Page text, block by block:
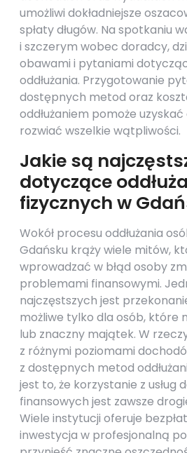
umożliwi dokładniejsze
spłaty długów. Na spotkaniu
i szczerym wobec doradcy,
obawami i pytaniami
oddłużania. Przygotowanie
dostępnych metod oraz
oddłużaniem pomoże
rozwiać wszelkie wątpliwości.
Jakie są
dotyczące
fizycznych w
Wokół procesu oddłużania
Gdańsku krąży wiele mitów,
wprowadzać w błąd osoby
problemami finansowymi.
najczęstszych jest
możliwe tylko dla osób, które
lub znaczny majątek. W
z różnymi poziomami
z dostępnych metod
jest to, że korzystanie z usług
finansowych jest zawsze
Wiele instytucji oferuje
inwestycja w profesjonalną